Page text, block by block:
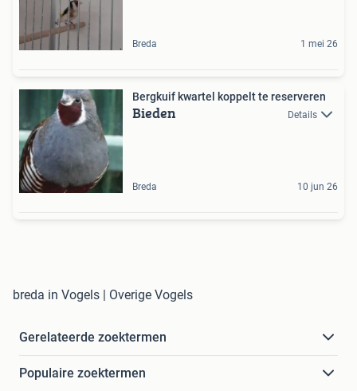
Breda 1 mei 26
Bergkuif kwartel koppelt te reserveren
Bieden Details
Breda 10 jun 26
breda in Vogels | Overige Vogels
Gerelateerde zoektermen
Populaire zoektermen